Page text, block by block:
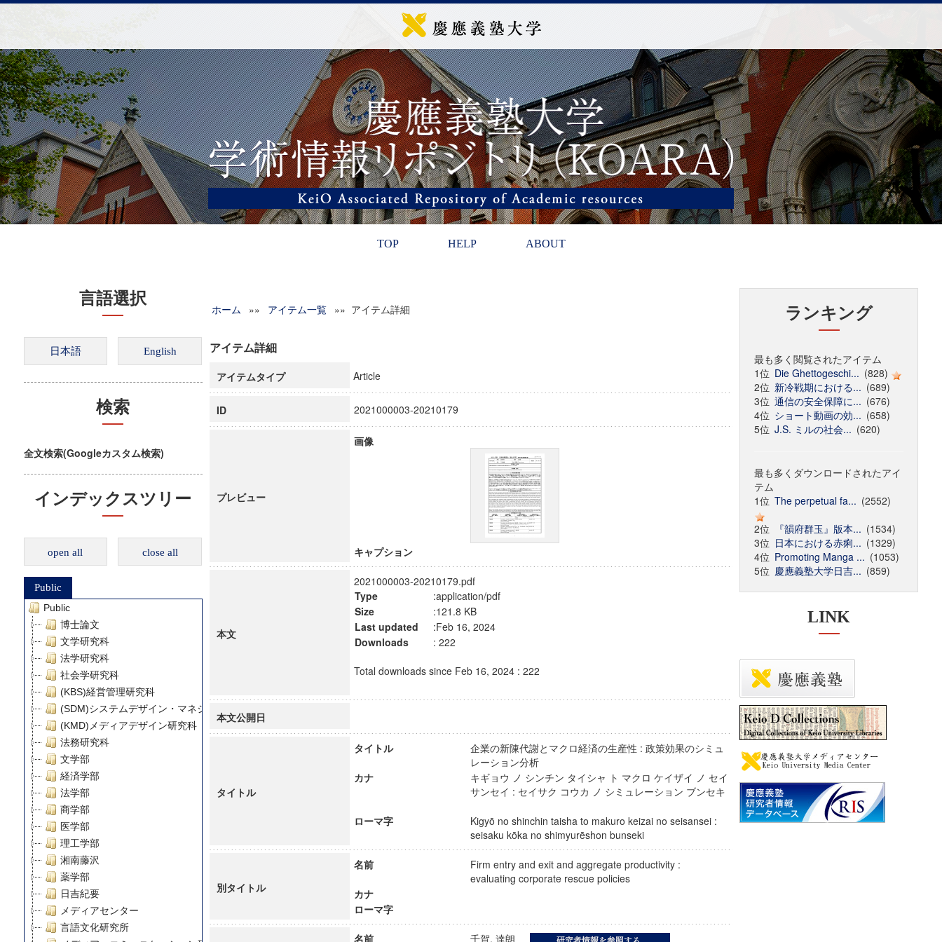
TOP HELP ABOUT
言語選択
検索
全文検索(Googleカスタム検索)
インデックスツリー
open all close all
Public
Public
博士論文
文学研究科
法学研究科
社会学研究科
(KBS)経営管理研究科
(SDM)システムデザイン・マネジメント研究科
(KMD)メディアデザイン研究科
法務研究科
文学部
経済学部
法学部
商学部
医学部
理工学部
湘南藤沢
薬学部
日吉紀要
メディアセンター
言語文化研究所
ホーム »» アイテム一覧 »» アイテム詳細
アイテム詳細
アイテムタイプ Article
ID 2021000003-20210179
プレビュー
画像
キャプション
本文
2021000003-20210179.pdf
Type
:application/pdf
Size
:121.8 KB
Last updated
:Feb 16, 2024
Downloads
: 222
Total downloads since Feb 16, 2024 : 222
本文公開日
タイトル
タイトル
企業の新陳代謝とマクロ経済の生産性 : 政策効果のシミュ
レーション分析
カナ
キギョウ ノ シンチン タイシャ ト マクロ ケイザイ ノ セイ
サンセイ : セイサク コウカ ノ シミュレーション ブンセキ
ローマ字
Kigyō no shinchin taisha to makuro keizai no seisansei :
seisaku kōka no shimyurēshon bunseki
別タイトル
名前
Firm entry and exit and aggregate productivity :
evaluating corporate rescue policies
カナ
ローマ字
名前 千賀, 達朗
ランキング
最も多く閲覧されたアイテム
1位 Die Ghettogeschi... (828)
2位 新冷戦期における... (689)
3位 通信の安全保障に... (676)
4位 ショート動画の効... (658)
5位 J.S. ミルの社会... (620)
最も多くダウンロードされたアイ
テム
1位 The perpetual fa... (2552)
2位
『韻府群玉』版本... (1534)
3位 日本における赤痢... (1329)
4位 Promoting Manga ... (1053)
5位 慶應義塾大学日吉... (859)
LINK